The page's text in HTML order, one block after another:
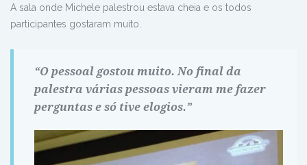
A sala onde Michele palestrou estava cheia e os todos
participantes gostaram muito.
“O pessoal gostou muito. No final da
palestra várias pessoas vieram me fazer
perguntas e só tive elogios.”